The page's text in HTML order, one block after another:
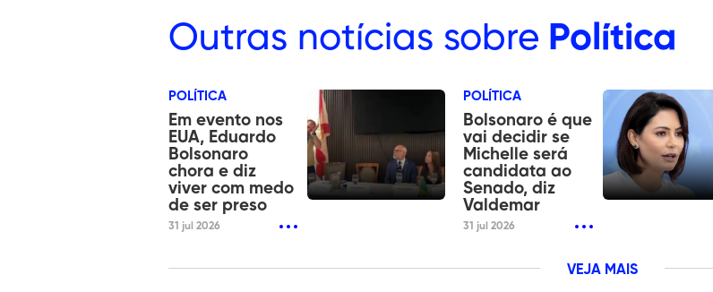
Outras notícias sobre Política
POLÍTICA
Em evento nos
EUA, Eduardo
Bolsonaro
chora e diz
viver com medo
de ser preso
31 jul 2026
POLÍTICA
Bolsonaro é que
vai decidir se
Michelle será
candidata ao
Senado, diz
Valdemar
31 jul 2026
VEJA MAIS